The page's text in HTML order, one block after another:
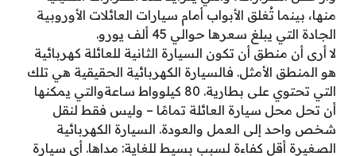
منها، بينما تُغلق الأبواب أمام سيارات العائلات الأوروبية
الجادة التي يبلغ سعرها حوالي 45 ألف يورو.
لا أرى أن منطق أن تكون السيارة الثانية للعائلة كهربائية
هو المنطق الأمثل. فالسيارة الكهربائية الحقيقية هي تلك
التي تحتوي على بطارية. 80 كيلوواط ساعةوالتي يمكنها
أن تحل محل سيارة العائلة تمامًا – وليس فقط لنقل
شخص واحد إلى العمل والعودة. السيارة الكهربائية
الصغيرة أقل كفاءة لسبب بسيط للغاية: مداها. أي سيارة